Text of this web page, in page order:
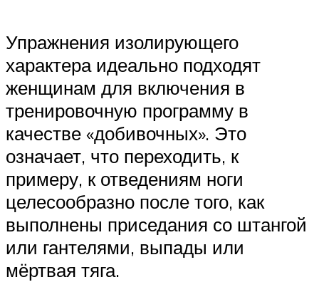
Упражнения изолирующего
характера идеально подходят
женщинам для включения в
тренировочную программу в
качестве «добивочных». Это
означает, что переходить, к
примеру, к отведениям ноги
целесообразно после того, как
выполнены приседания со штангой
или гантелями, выпады или
мёртвая тяга.